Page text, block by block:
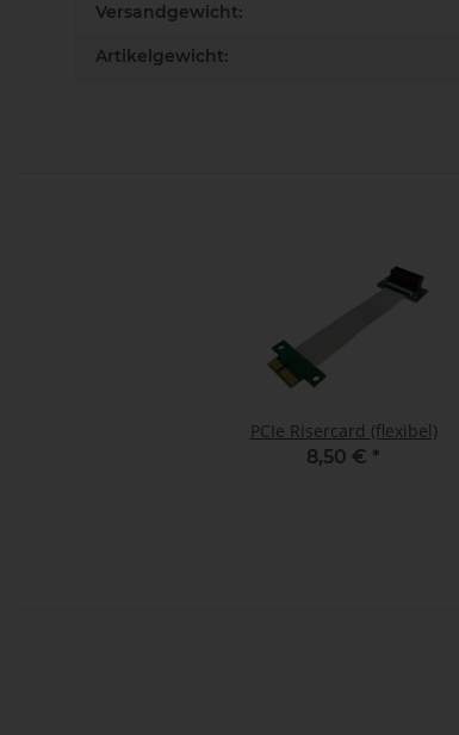
Versandgewicht:
Artikelgewicht:
PCIe Risercard (flexibel)
8,50 € *